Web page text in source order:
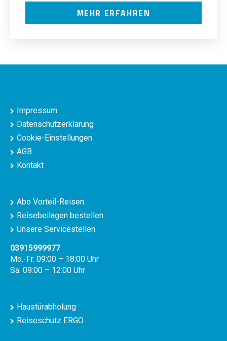
MEHR ERFAHREN
Impressum
Datenschutzerklärung
Cookie-Einstellungen
AGB
Kontakt
Abo Vorteil-Reisen
Reisebeilagen bestellen
Unsere Servicestellen
03915999977
Mo.-Fr. 09:00 – 18:00 Uhr
Sa. 09:00 – 12:00 Uhr
Haustürabholung
Reiseschutz ERGO